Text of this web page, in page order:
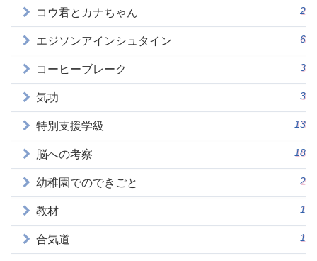
コウ君とカナちゃん 2
エジソンアインシュタイン 6
コーヒーブレーク 3
気功 3
特別支援学級 13
脳への考察 18
幼稚園でのできごと 2
教材 1
合気道 1